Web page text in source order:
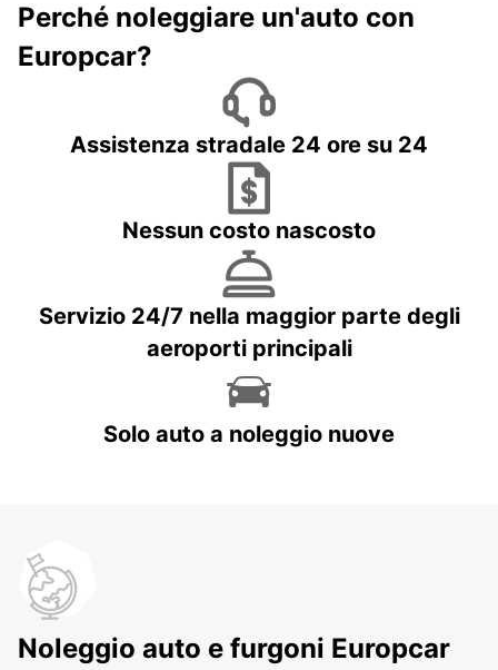
Perché noleggiare un'auto con
Europcar?
Assistenza stradale 24 ore su 24
Nessun costo nascosto
Servizio 24/7 nella maggior parte degli
aeroporti principali
Solo auto a noleggio nuove
Noleggio auto e furgoni Europcar